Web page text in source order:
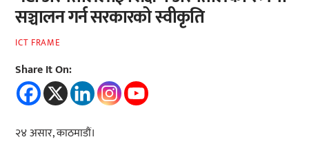
सञ्चालन गर्न सरकारको स्वीकृति
ICT FRAME
Share It On:
२४ असार, काठमाडौं।